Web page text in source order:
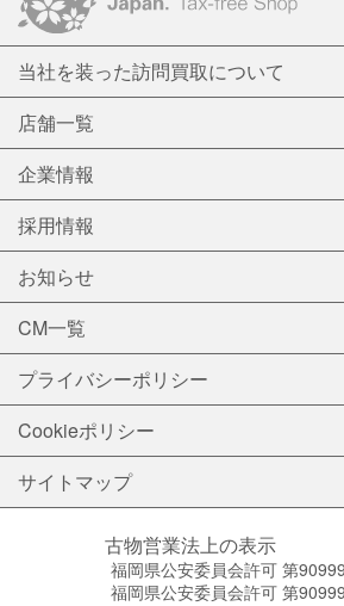
当社を装った訪問買取について
店舗一覧
企業情報
採用情報
お知らせ
CM一覧
プライバシーポリシー
Cookieポリシー
サイトマップ
古物営業法上の表示
福岡県公安委員会許可 第
福岡県公安委員会許可 第